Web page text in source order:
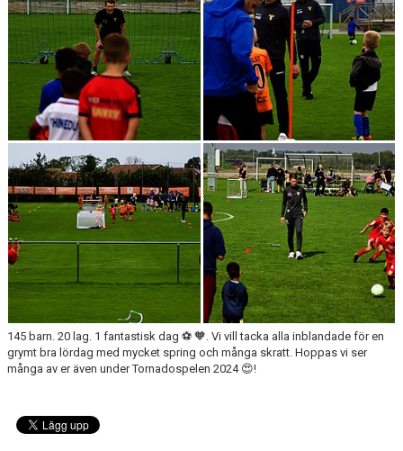
145 barn. 20 lag. 1 fantastisk dag ⚽️ 🧡. Vi vill tacka alla inblandade för en
grymt bra lördag med mycket spring och många skratt. Hoppas vi ser
många av er även under Tornadospelen 2024 😍!